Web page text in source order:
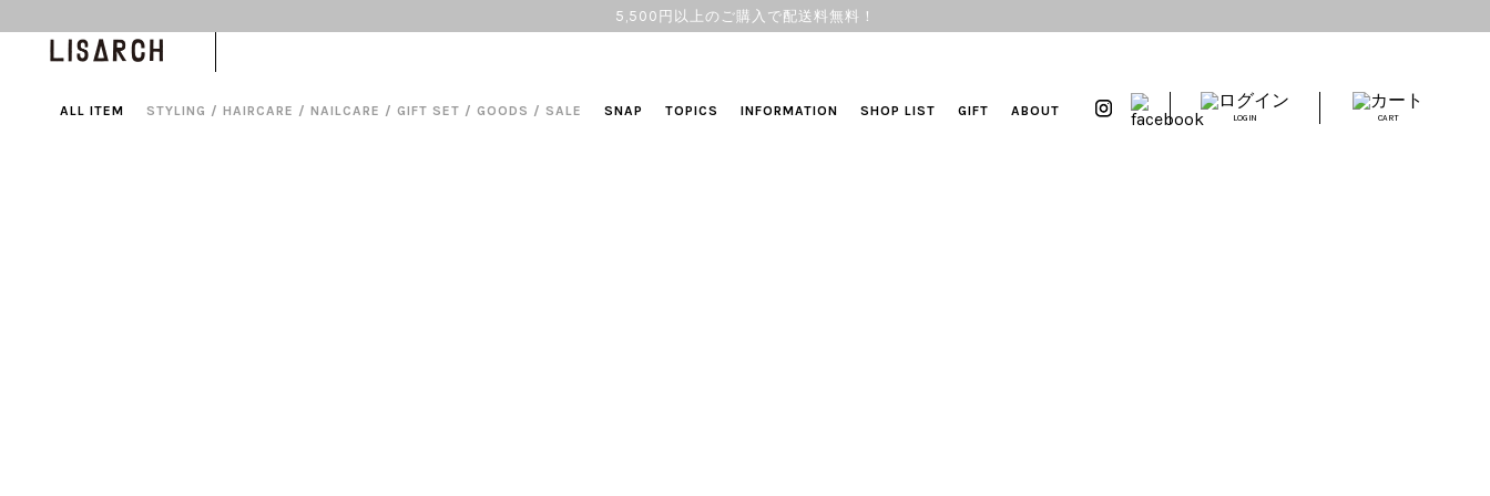
5,500円以上のご購入で配送料無料！
ALL ITEM STYLING / HAIRCARE / NAILCARE / GIFT SET / GOODS / SALE SNAP TOPICS INFORMATION SHOP LIST GIFT ABOUT
LOGIN CART
HAIR CARE 2025.03.30